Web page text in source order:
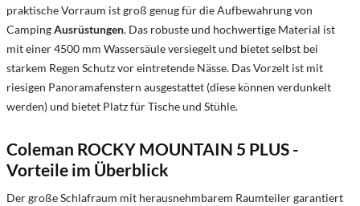
praktische Vorraum ist groß genug für die Aufbewahrung von
CampingAusrüstungen. Das robuste und hochwertige Material ist
mit einer 4500 mm Wassersäule versiegelt und bietet selbst bei
starkem Regen Schutz vor eintretende Nässe. Das Vorzelt ist mit
riesigen Panoramafenstern ausgestattet (diese können verdunkelt
werden) und bietet Platz für Tische und Stühle.
Coleman ROCKY MOUNTAIN 5 PLUS -
Vorteile im Überblick
Der große Schlafraum mit herausnehmbarem Raumteiler garantiert